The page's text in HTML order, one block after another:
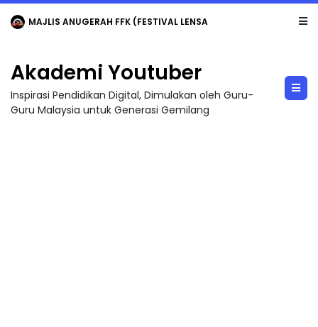
MAJLIS ANUGERAH FFK (FESTIVAL LENSA PENDIDIKAN - FLeP) 2026
Akademi Youtuber
Inspirasi Pendidikan Digital, Dimulakan oleh Guru-
Guru Malaysia untuk Generasi Gemilang